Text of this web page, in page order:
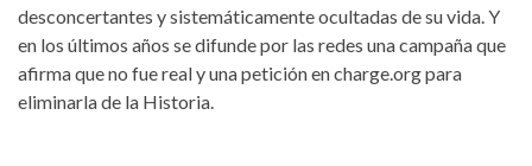
desconcertantes y sistemáticamente ocultadas de su vida. Y
en los últimos años se difunde por las redes una campaña que
afirma que no fue real y una petición en charge.org para
eliminarla de la Historia.